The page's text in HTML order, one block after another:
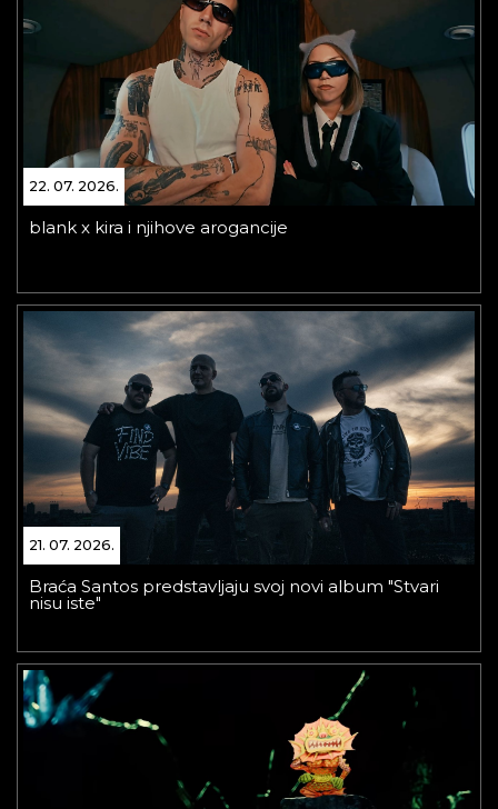
22. 07. 2026.
blank x kira i njihove arogancije
21. 07. 2026.
Braća Santos predstavljaju svoj novi album "Stvari
nisu iste"